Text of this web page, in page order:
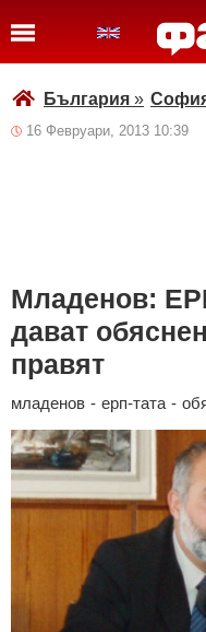
България »
16 Февруари, 2013 10:39
Младенов:
дават
правят
младенов - ерп-тата -